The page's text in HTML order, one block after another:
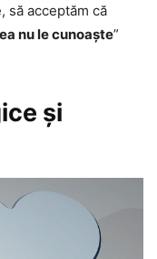
să acceptăm că
nu le cunoaşte”
şi